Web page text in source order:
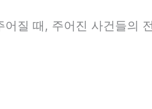
질 때, 주어진 사건들의